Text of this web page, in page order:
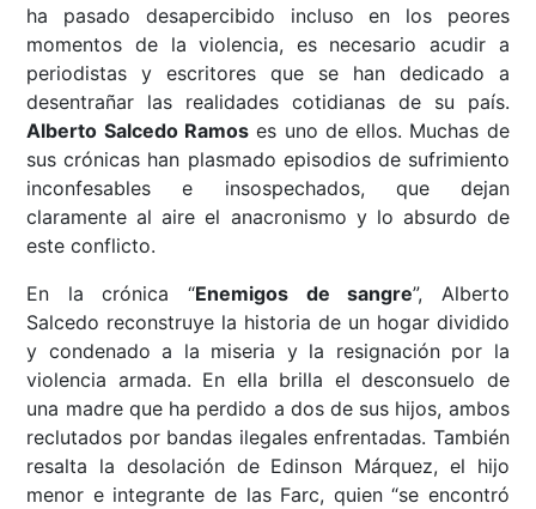
ha pasado desapercibido incluso en los peores
momentos de la violencia, es necesario acudir a
periodistas y escritores que se han dedicado a
desentrañar las realidades cotidianas de su país.
Alberto Salcedo Ramoses uno de ellos. Muchas de
sus crónicas han plasmado episodios de sufrimiento
inconfesables e insospechados, que dejan
claramente al aire el anacronismo y lo absurdo de
este conflicto.
En la crónica “Enemigos de sangre”, Alberto
Salcedo reconstruye la historia de un hogar dividido
y condenado a la miseria y la resignación por la
violencia armada. En ella brilla el desconsuelo de
una madre que ha perdido a dos de sus hijos, ambos
reclutados por bandas ilegales enfrentadas. También
resalta la desolación de Edinson Márquez, el hijo
menor e integrante de las Farc, quien “se encontró